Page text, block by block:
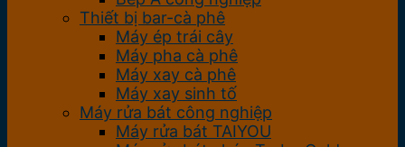
Thiết bị bar-cà phê
Máy ép trái cây
Máy pha cà phê
Máy xay cà phê
Máy xay sinh tố
Máy rửa bát công nghiệp
Máy rửa bát TAIYOU